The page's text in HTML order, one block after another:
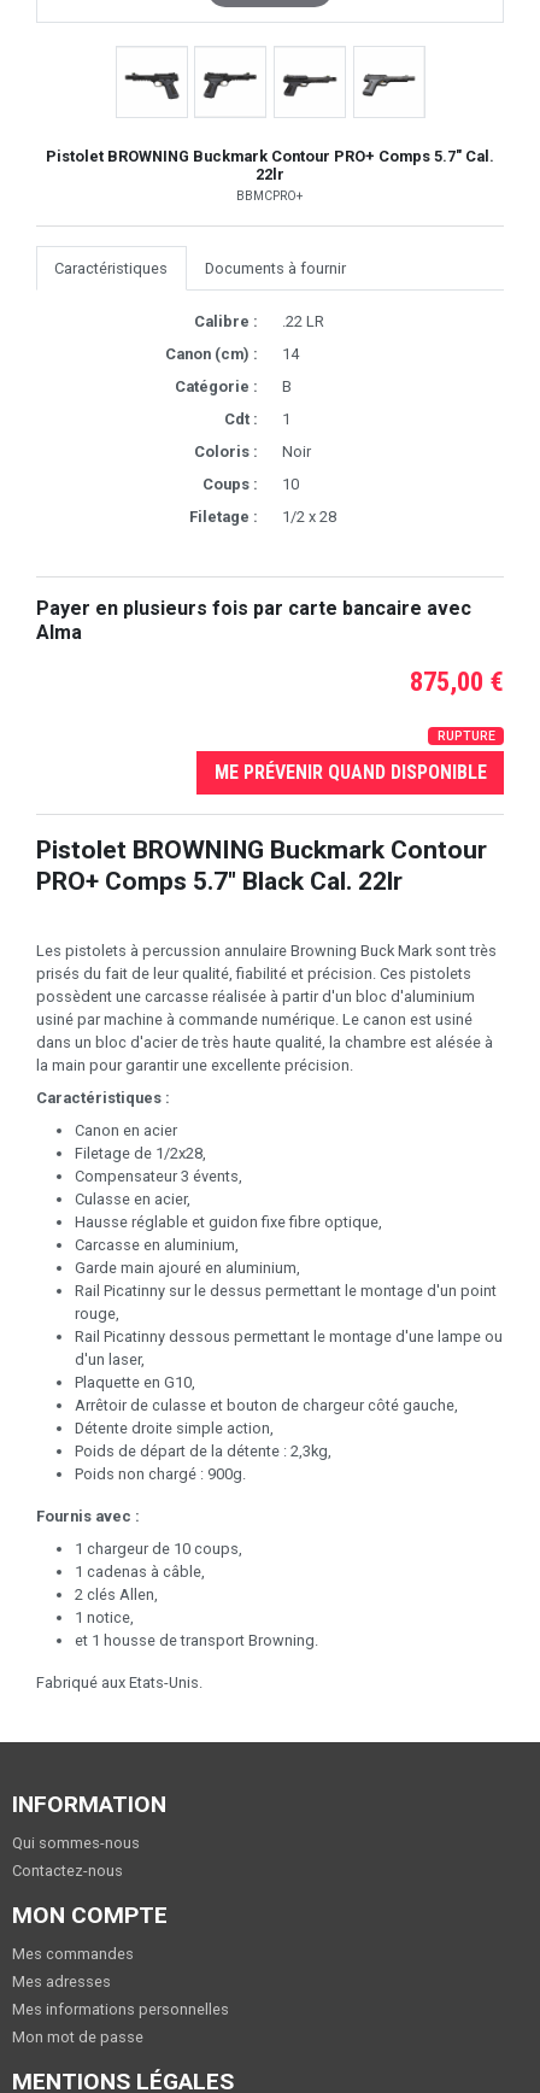
Pistolet BROWNING Buckmark Contour PRO+ Comps 5.7" Cal.
22lr
BBMCPRO+
Caractéristiques Documents à fournir
Calibre :
.22 LR
Canon (cm) :
14
Catégorie :
B
Cdt :
1
Coloris :
Noir
Coups :
10
Filetage :
1/2 x 28
Payer en plusieurs fois par carte bancaire avec
Alma
875,00 €
RUPTURE
ME PRÉVENIR QUAND DISPONIBLE
Pistolet BROWNING Buckmark Contour
PRO+ Comps 5.7" Black Cal. 22lr
Les pistolets à percussion annulaire Browning Buck Mark sont très
prisés du fait de leur qualité, fiabilité et précision. Ces pistolets
possèdent une carcasse réalisée à partir d'un bloc d'aluminium
usiné par machine à commande numérique. Le canon est usiné
dans un bloc d'acier de très haute qualité, la chambre est alésée à
la main pour garantir une excellente précision.
Caractéristiques :
Canon en acier
Filetage de 1/2x28,
Compensateur 3 évents,
Culasse en acier,
Hausse réglable et guidon fixe fibre optique,
Carcasse en aluminium,
Garde main ajouré en aluminium,
Rail Picatinny sur le dessus permettant le montage d'un point
rouge,
Rail Picatinny dessous permettant le montage d'une lampe ou
d'un laser,
Plaquette en G10,
Arrêtoir de culasse et bouton de chargeur côté gauche,
Détente droite simple action,
Poids de départ de la détente : 2,3kg,
Poids non chargé : 900g.
Fournis avec :
1 chargeur de 10 coups,
1 cadenas à câble,
2 clés Allen,
1 notice,
et 1 housse de transport Browning.
Fabriqué aux Etats-Unis.
INFORMATION
Qui sommes-nous
Contactez-nous
MON COMPTE
Mes commandes
Mes adresses
Mes informations personnelles
Mon mot de passe
MENTIONS LÉGALES